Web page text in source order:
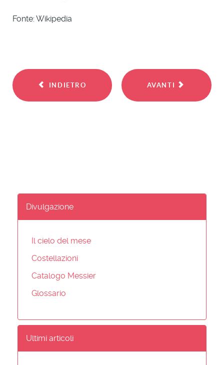
Fonte: Wikipedia
INDIETRO AVANTI
Divulgazione
Il cielo del mese
Costellazioni
Catalogo Messier
Glossario
Ultimi articoli